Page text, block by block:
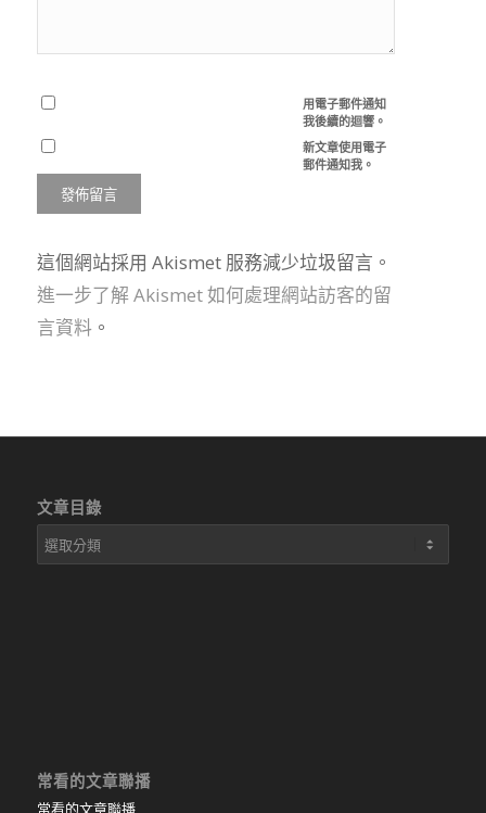
用電子郵件通知
我後續的迴響。
新文章使用電子
郵件通知我。
這個網站採用 Akismet 服務減少垃圾留言。
進一步了解 Akismet 如何處理網站訪客的留
言資料。
文章目錄
文
章
常看的文章聯播
常看的文章聯播